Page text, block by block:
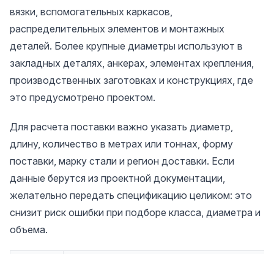
вязки, вспомогательных каркасов,
распределительных элементов и монтажных
деталей. Более крупные диаметры используют в
закладных деталях, анкерах, элементах крепления,
производственных заготовках и конструкциях, где
это предусмотрено проектом.
Для расчета поставки важно указать диаметр,
длину, количество в метрах или тоннах, форму
поставки, марку стали и регион доставки. Если
данные берутся из проектной документации,
желательно передать спецификацию целиком: это
снизит риск ошибки при подборе класса, диаметра и
объема.